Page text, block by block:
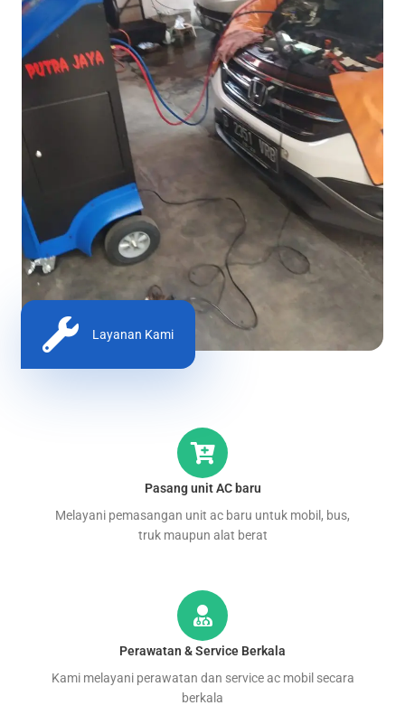
Layanan Kami
Pasang unit AC baru
Melayani pemasangan unit ac baru untuk mobil, bus,
truk maupun alat berat
Perawatan & Service Berkala
Kami melayani perawatan dan service ac mobil secara
berkala